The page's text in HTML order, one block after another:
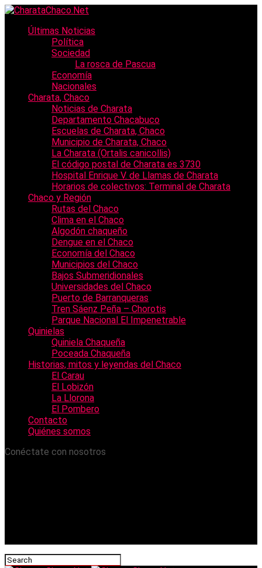
Últimas Noticias
Política
Sociedad
La rosca de Pascua
Economía
Nacionales
Charata, Chaco
Noticias de Charata
Departamento Chacabuco
Escuelas de Charata, Chaco
Municipio de Charata, Chaco
La Charata (Ortalis canicollis)
El código postal de Charata es 3730
Hospital Enrique V. de Llamas de Charata
Horarios de colectivos: Terminal de Charata
Chaco y Región
Rutas del Chaco
Clima en el Chaco
Algodón chaqueño
Dengue en el Chaco
Economía del Chaco
Municipios del Chaco
Bajos Submeridionales
Universidades del Chaco
Puerto de Barranqueras
Tren Sáenz Peña – Chorotis
Parque Nacional El Impenetrable
Quinielas
Quiniela Chaqueña
Poceada Chaqueña
Historias, mitos y leyendas del Chaco
El Carau
El Lobizón
La Llorona
El Pombero
Contacto
Quiénes somos
Conéctate con nosotros